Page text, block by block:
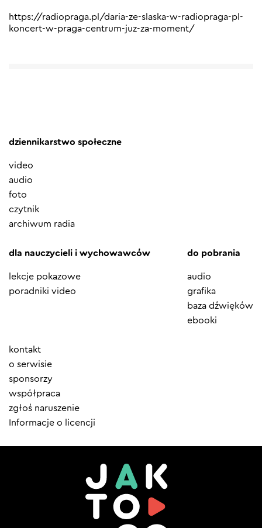
https://radiopraga.pl/daria-ze-slaska-w-radiopraga-pl-
koncert-w-praga-centrum-juz-za-moment/
dziennikarstwo społeczne
video
audio
foto
czytnik
archiwum radia
dla nauczycieli i wychowawców
lekcje pokazowe
poradniki video
do pobrania
audio
grafika
baza dźwięków
ebooki
Element
menu
kontakt
o serwisie
sponsorzy
współpraca
zgłoś naruszenie
Informacje o licencji